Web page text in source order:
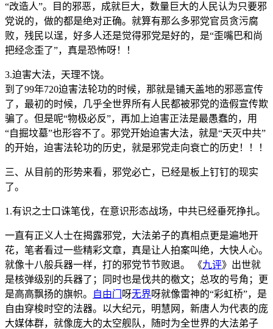
“改造人”。目的邪恶，成就巨大，数量巨大的人民认为只要邪
党说的，做的都是绝对正确。就算有那么多邪党官员贪污腐
败，残民以逞，好多人还是觉得邪党是好的，是“歪嘴巴和尚
把经念歪了”，真是恐怖呀！！
3.迫害大法，天理不饶。
到了99年720迫害法轮功的时候，那就是铺天盖地的邪恶宣传
了，最初的时候，几乎全世界所有人民都被邪党的造假宣传欺
骗了。但是呢“物极必反”，再加上迫害正法是最愚蠢的，用
“自掘坟墓”也形容不了。邪党开始迫害大法，就是“天灭中共”
的开始，迫害法轮功的历史，就是邪党走向衰亡的历史！！！
三、从目前的形势来看，邪党必亡，已经是板上钉钉的现实
了。
1.有识之士口诛笔伐，在意识形态战场，中共已经垂死挣扎。
一直有正义人士在揭露邪党，大法弟子的真相点更是遍地开
花，笔者看过一些精彩文章，真是让人拍案叫绝，大快人心。
就像十八般兵器一样，打的邪党节节败退。 《九评》出世就
是核弹级别的兵器了；同时也是伐共的檄文；总攻的号角；更
是高高飘扬的旗帜。
自由门 呀无界呀就像雷神的“彩虹桥”，是
自由穿梭时空的法器。以大纪元，明慧网，新唐人为代表的庞
大媒体群，就像庞大的太空舰队，随时为全世界的大法弟子